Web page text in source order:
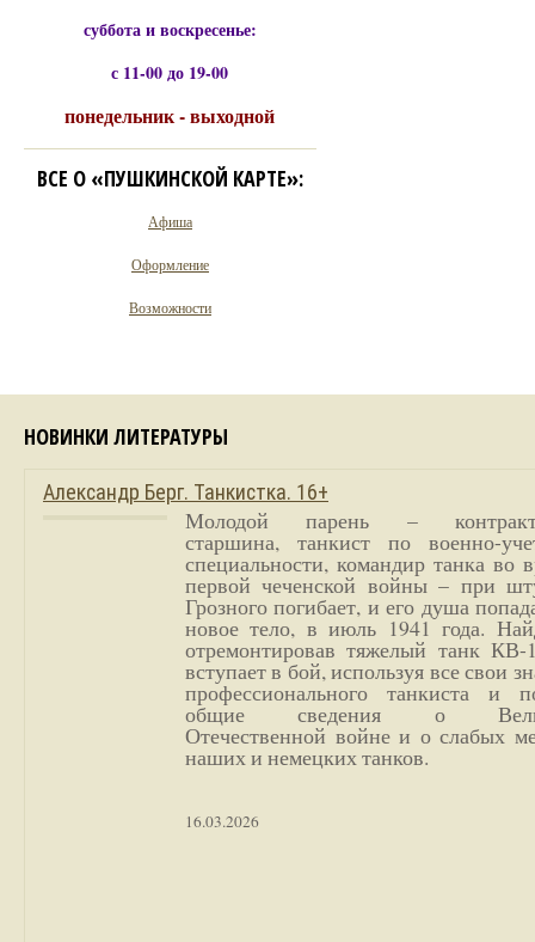
суббота и воскресенье:
с 11-00 до 19-00
понедельник - выходной
ВСЕ О «ПУШКИНСКОЙ КАРТЕ»:
Афиша
Оформление
Возможности
НОВИНКИ ЛИТЕРАТУРЫ
Александр Берг. Танкистка. 16+
Молодой парень –
старшина, танкист по военно-
специальности, командир танка во
первой чеченской войны – при
Грозного погибает, и его душа
новое тело, в июль 1941 года.
отремонтировав тяжелый танк
вступает в бой, используя все свои
профессионального танкиста и
общие сведения о
Отечественной войне и о слабых
наших и немецких танков.
16.03.2026